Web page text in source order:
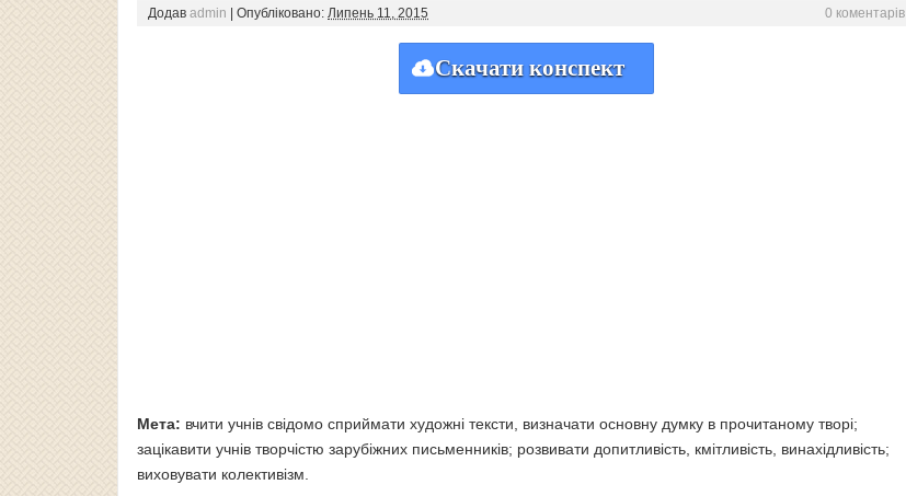
Додав admin Опубліковано: Липень 11, 2015 0 коментарів
Скачати конспект
Мета: вчити учнів свідомо сприймати художні тексти, визначати основну думку в прочитаному творі;
зацікавити учнів творчістю зарубіжних письменників; розвивати допитливість, кмітливість, винахідливість;
виховувати колективізм.